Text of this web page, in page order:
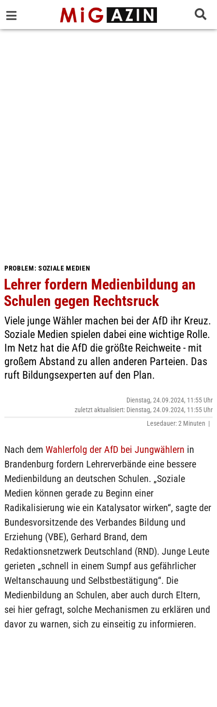
PROBLEM: SOZIALE MEDIEN
Lehrer fordern Medienbildung an
Schulen gegen Rechtsruck
Viele junge Wähler machen bei der AfD ihr Kreuz.
Soziale Medien spielen dabei eine wichtige Rolle.
Im Netz hat die AfD die größte Reichweite - mit
großem Abstand zu allen anderen Parteien. Das
ruft Bildungsexperten auf den Plan.
Dienstag, 24.09.2024, 11:55 Uhr
zuletzt aktualisiert: Dienstag, 24.09.2024, 11:55 Uhr
Lesedauer: 2 Minuten |
Nach dem Wahlerfolg der AfD bei Jungwählern in
Brandenburg fordern Lehrerverbände eine bessere
Medienbildung an deutschen Schulen. „Soziale
Medien können gerade zu Beginn einer
Radikalisierung wie ein Katalysator wirken“, sagte der
Bundesvorsitzende des Verbandes Bildung und
Erziehung (VBE), Gerhard Brand, dem
Redaktionsnetzwerk Deutschland (RND). Junge Leute
gerieten „schnell in einem Sumpf aus gefährlicher
Weltanschauung und Selbstbestätigung“. Die
Medienbildung an Schulen, aber auch durch Eltern,
sei hier gefragt, solche Mechanismen zu erklären und
davor zu warnen, sich zu einseitig zu informieren.